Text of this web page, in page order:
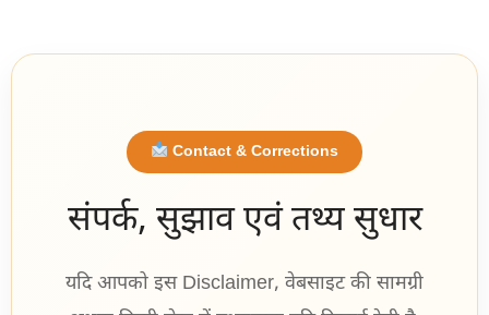
Contact & Corrections
संपर्क, सुझाव एवं तथ्य सुधार
यदि आपको इस Disclaimer, वेबसाइट की सामग्री